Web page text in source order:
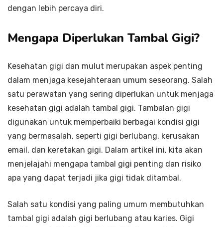
dengan lebih percaya diri.
Mengapa Diperlukan Tambal Gigi?
Kesehatan gigi dan mulut merupakan aspek penting
dalam menjaga kesejahteraan umum seseorang. Salah
satu perawatan yang sering diperlukan untuk menjaga
kesehatan gigi adalah tambal gigi. Tambalan gigi
digunakan untuk memperbaiki berbagai kondisi gigi
yang bermasalah, seperti gigi berlubang, kerusakan
email, dan keretakan gigi. Dalam artikel ini, kita akan
menjelajahi mengapa tambal gigi penting dan risiko
apa yang dapat terjadi jika gigi tidak ditambal.
Salah satu kondisi yang paling umum membutuhkan
tambal gigi adalah gigi berlubang atau karies. Gigi